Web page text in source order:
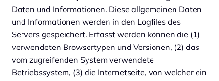
Daten und Informationen. Diese allgemeinen Daten
und Informationen werden in den Logfiles des
Servers gespeichert. Erfasst werden können die (1)
verwendeten Browsertypen und Versionen, (2) das
vom zugreifenden System verwendete
Betriebssystem, (3) die Internetseite, von welcher ein